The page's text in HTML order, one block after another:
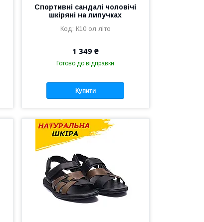
Спортивні сандалі чоловічі
шкіряні на липучках
К10 ол літо
1 349 ₴
Готово до відправки
Купити